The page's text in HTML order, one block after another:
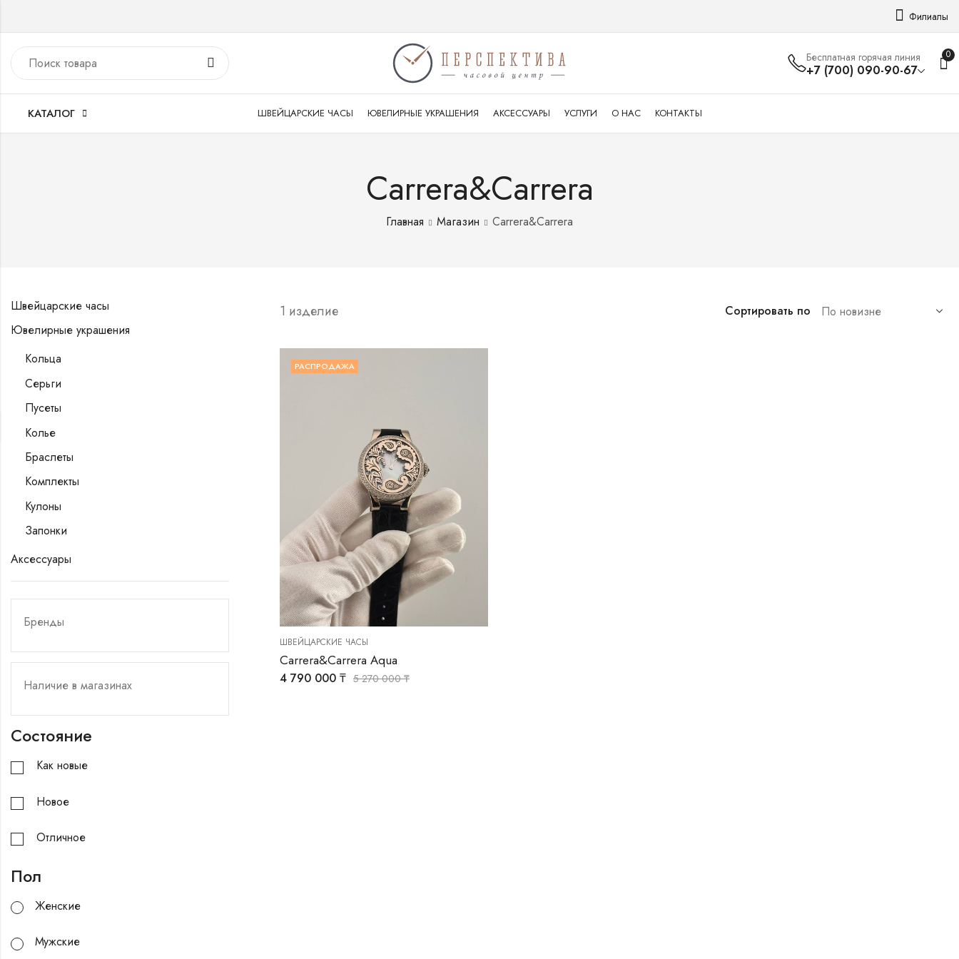
Филиалы
Бесплатная горячая линия
+7 (700) 090-90-67
0
КАТАЛОГ ШВЕЙЦАРСКИЕ ЧАСЫ ЮВЕЛИРНЫЕ УКРАШЕНИЯ АКСЕССУАРЫ УСЛУГИ О НАС КОНТАКТЫ
Carrera&Carrera
Главная Магазин Carrera&Carrera
1 изделие Сортировать по
РАСПРОДАЖА
ШВЕЙЦАРСКИЕ ЧАСЫ
Carrera&Carrera Aqua
4 790 000 ₸ 5 270 000₸
Швейцарские часы
Ювелирные украшения
Кольца
Серьги
Пусеты
Колье
Браслеты
Комплекты
Кулоны
Запонки
Аксессуары
Состояние
Как новые
Новое
Отличное
Пол
Женские
Мужские